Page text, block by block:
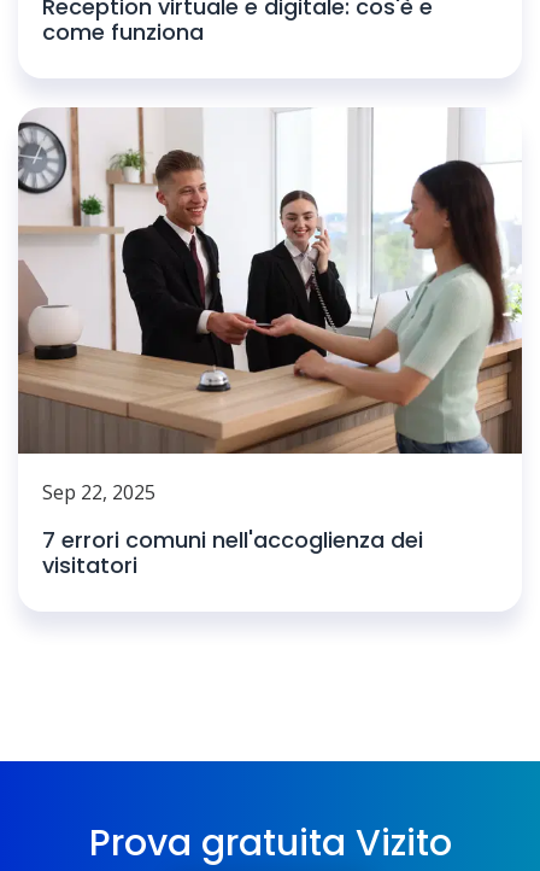
Reception virtuale e digitale: cos'è e
come funziona
Sep 22, 2025
7 errori comuni nell'accoglienza dei
visitatori
Prova gratuita Vizito